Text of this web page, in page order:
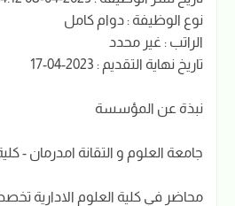
نوع الوظيفة : دوام كامل
الراتب : غير محدد
تاريخ نهاية التقديم : 2023-04-17
نبذة عن المؤسسة
جامعة العلوم و التقانة امدرمان -
محاضر في كلية العلوم الادارية